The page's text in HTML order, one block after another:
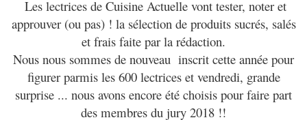
Les lectrices de Cuisine Actuelle vont tester, noter et
approuver (ou pas) ! la sélection de produits sucrés, salés
et frais faite par la rédaction.
Nous nous sommes de nouveau inscrit cette année pour
figurer parmis les 600 lectrices et vendredi, grande
surprise ... nous avons encore été choisis pour faire part
des membres du jury 2018 !!